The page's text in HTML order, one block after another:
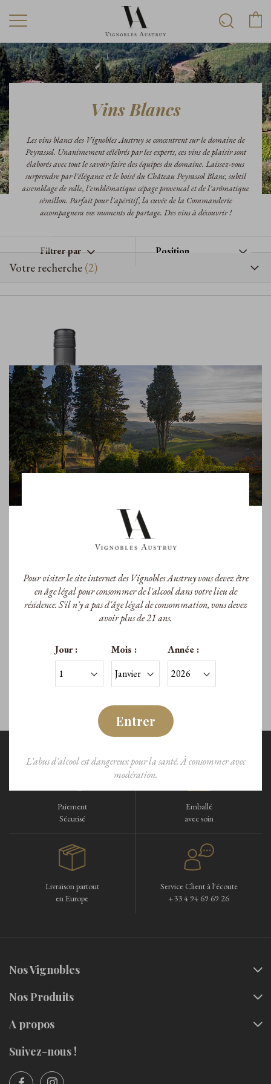
Pour visiter le site internet des Vignobles Austruy vous devez être
en âge légal pour consommer de l'alcool dans votre lieu de
résidence. S'il n'y a pas d'âge légal de consommation, vous devez
avoir plus de 21 ans.
Jour : Mois : Année :
Entrer
L'abus d'alcool est dangereux pour la santé. À consommer avec
modération.
Vins Blancs
Les vins blancs des Vignobles Austruy se concentrent sur le domaine de
Peyrassol. Unanimement célébrés par les experts, ces vins de plaisir sont
élaborés avec tout le savoir-faire des équipes du domaine. Laissez-vous
surprendre par l'élégance et le boisé du Château Peyrassol Blanc, subtil
assemblage de rolle, l'emblématique cépage provencal et de l'arômatique
sémillon. Parfait pour l'apéritif, la cuvée de la Commanderie
accompagnera vos moments de partage. Des vins à découvrir !
#Lou by Peyrassol
#Lou by Peyrassol Blanc 2025
A.O.P. Côtes de Provence
11,90 €/Bouteille
Filtrer par
Votre recherche
Paiement
Sécurisé
Emballé
avec soin
Livraison partout
en Europe
Service Client à l'écoute
+33 4 94 69 69 26
Nos Vignobles
Nos Produits
A propos
Suivez-nous !